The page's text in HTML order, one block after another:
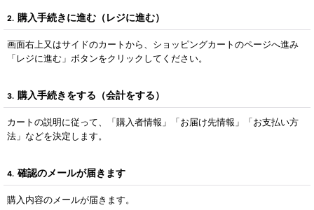
2. 購入手続きに進む（レジに進む）
画面右上又はサイドのカートから、ショッピングカートのページへ進み
「レジに進む」ボタンをクリックしてください。
3. 購入手続きをする（会計をする）
カートの説明に従って、「購入者情報」「お届け先情報」「お支払い方
法」などを決定します。
4. 確認のメールが届きます
購入内容のメールが届きます。